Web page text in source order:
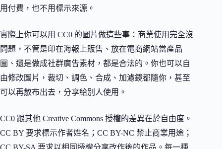
用付費，也不用標示來源。
實際上你可以用 CC0 的圖片做這些事：商業使用完全沒
問題，不管是印在海報上販售、放在電商網站當產品
圖、還是做成社群廣告素材，都是合法的。你也可以自
由修改圖片，裁切、調色、合成、加濾鏡都隨你，甚至
可以再散布出去，分享給別人使用。
CC0 跟其他 Creative Commons 授權的差異在於自由度。
CC BY 要求標示作者姓名；CC BY-NC 禁止商業用途；
CC BY-SA 要求以相同授權分享改作後的作品。每一種